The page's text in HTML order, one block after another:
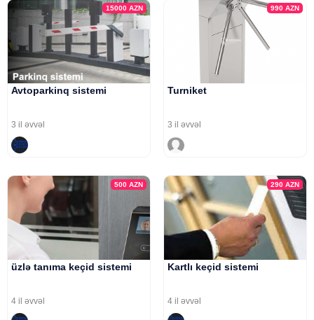
15000AZN
Avtoparkinq sistemi
3 il əvvəl
990 AZN
Turniket
3 il əvvəl
500AZN
üzlə tanıma keçid sistemi
4 il əvvəl
290 AZN
Kartlı keçid sistemi
4 il əvvəl